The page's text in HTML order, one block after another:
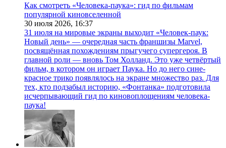
Как смотреть «Человека-паука»: гид по фильмам
популярной киновселенной
30 июля 2026, 16:37
31 июля на мировые экраны выходит «Человек-паук:
Новый день» — очередная часть франшизы Marvel,
посвящённая похождениям прыгучего супергероя. В
главной роли — вновь Том Холланд. Это уже четвёртый
фильм, в котором он играет Паука. Но до него сине-
красное трико появлялось на экране множество раз. Для
тех, кто подзабыл историю, «Фонтанка» подготовила
исчерпывающий гид по киновоплощениям человека-
паука!